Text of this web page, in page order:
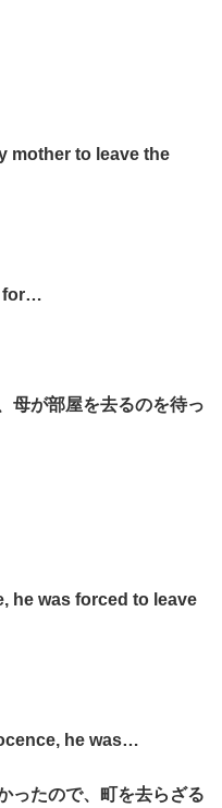
mother to leave the
for…
母が部屋を去るのを待っ
he was forced to leave
he was…
ったので、町を去らざる